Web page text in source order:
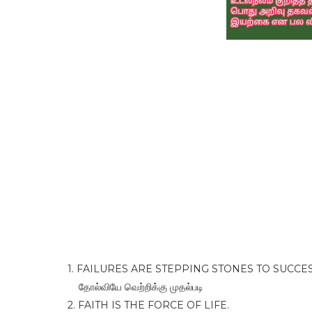
1. FAILURES ARE STEPPING STONES TO
தோல்வியே வெற்றிக்கு முதல்படி
2. FAITH IS THE FORCE OF LIFE.